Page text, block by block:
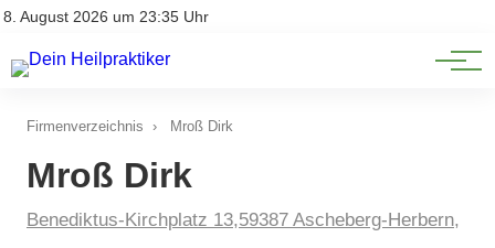
8. August 2026 um 23:35 Uhr
Impressum
Natürliche Medizin
Heilpflanzen & Kräuterkunde
Firmenverzeichnis › Mroß Dirk
Mroß Dirk
Benediktus-Kirchplatz 13,59387 Ascheberg-Herbern,